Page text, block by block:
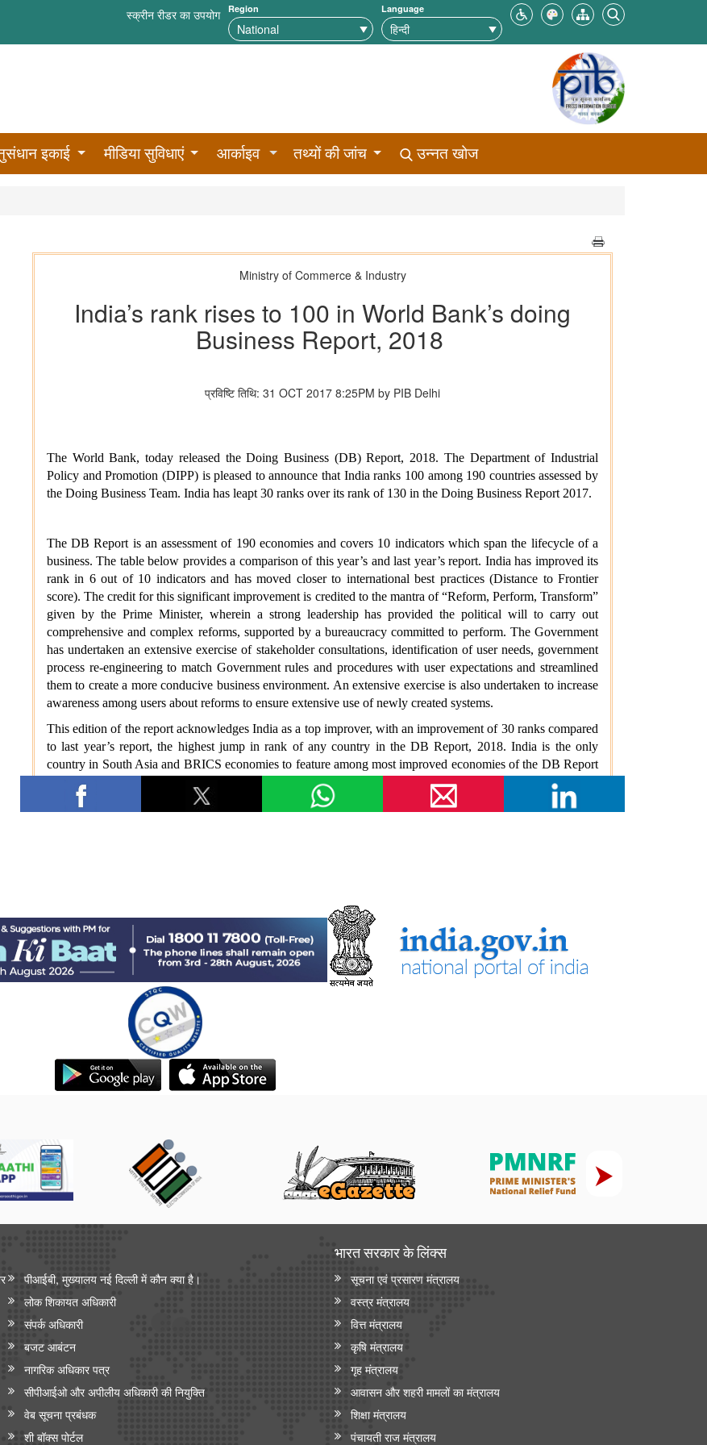
स्क्रीन रीडर का उपयोग Region Language
इकाई मीडिया सुविधाएं आर्काइव तथ्यों की जांच उन्नत खोज
पीआईबी, मुख्यालय नई दिल्ली में कौन क्या है।
लोक शिकायत अधिकारी
संपर्क अधिकारी
बजट आबंटन
नागरिक अधिकार पत्र
सीपीआईओ और अपी‍लीय अधिकारी की नियुक्ति
वेब सूचना प्रबंधक
शी बॉक्स पोर्टल
भारत सरकार के लिंक्‍स
सूचना एवं प्रसारण मंत्रालय
वस्त्र मंत्रालय
वित्त मंत्रालय
कृषि मंत्रालय
गृह मंत्रालय
आवासन और शहरी मामलों का मंत्रालय
शिक्षा मंत्रालय
पंचायती राज मंत्रालय